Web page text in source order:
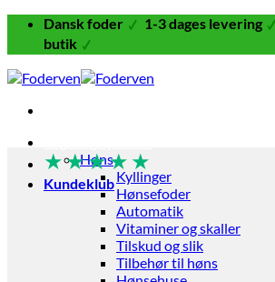
Fortsæt
indhold
Dansk foder 1-3 dages levering
butik
Høns
Kyllinger
Hønsefoder
Automatik
Vitaminer og skaller
Tilskud og slik
Tilbehør til høns
★★★★ ★
Kundeklub